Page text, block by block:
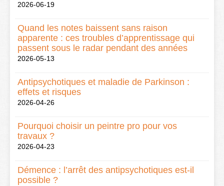
2026-06-19
Quand les notes baissent sans raison
apparente : ces troubles d’apprentissage qui
passent sous le radar pendant des années
2026-05-13
Antipsychotiques et maladie de Parkinson :
effets et risques
2026-04-26
Pourquoi choisir un peintre pro pour vos
travaux ?
2026-04-23
Démence : l’arrêt des antipsychotiques est-il
possible ?